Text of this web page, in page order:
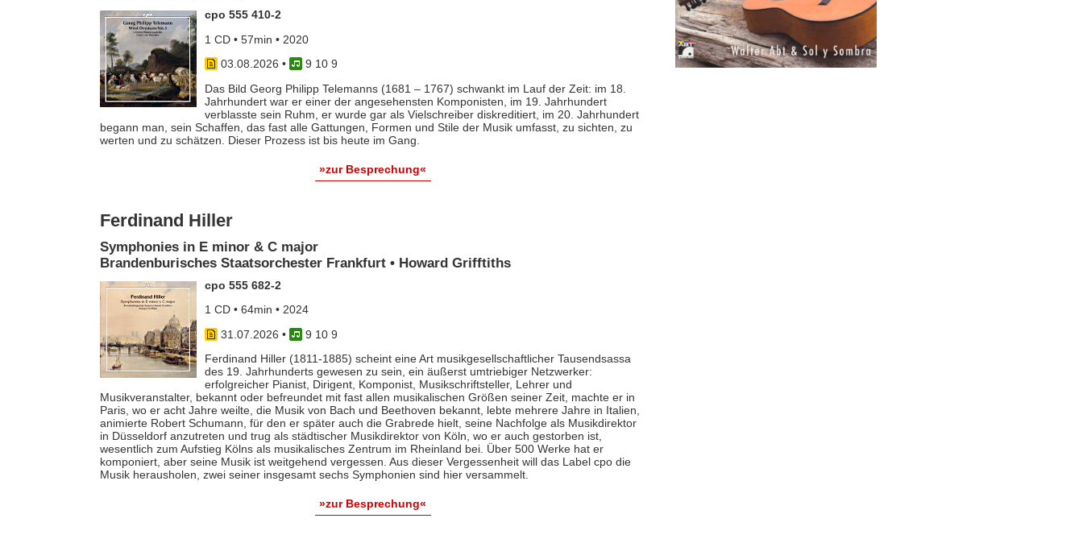
cpo 555 410-2
1 CD • 57min • 2020
03.08.2026 •
9 10 9
Das Bild Georg Philipp Telemanns (1681 – 1767) schwankt im Lauf der Zeit: im 18.
Jahrhundert war er einer der angesehensten Komponisten, im 19. Jahrhundert
verblasste sein Ruhm, er wurde gar als Vielschreiber diskreditiert, im 20. Jahrhundert
begann man, sein Schaffen, das fast alle Gattungen, Formen und Stile der Musik umfasst, zu sichten, zu
werten und zu schätzen. Dieser Prozess ist bis heute im Gang.
»zur Besprechung«
Ferdinand Hiller
Symphonies in E minor & C major
Brandenburisches Staatsorchester Frankfurt • Howard Grifftiths
cpo 555 682-2
1 CD • 64min • 2024
31.07.2026 •
9 10 9
Ferdinand Hiller (1811-1885) scheint eine Art musikgesellschaftlicher Tausendsassa
des 19. Jahrhunderts gewesen zu sein, ein äußerst umtriebiger Netzwerker:
erfolgreicher Pianist, Dirigent, Komponist, Musikschriftsteller, Lehrer und
Musikveranstalter, bekannt oder befreundet mit fast allen musikalischen Größen seiner Zeit, machte er in
Paris, wo er acht Jahre weilte, die Musik von Bach und Beethoven bekannt, lebte mehrere Jahre in Italien,
animierte Robert Schumann, für den er später auch die Grabrede hielt, seine Nachfolge als Musikdirektor
in Düsseldorf anzutreten und trug als städtischer Musikdirektor von Köln, wo er auch gestorben ist,
wesentlich zum Aufstieg Kölns als musikalisches Zentrum im Rheinland bei. Über 500 Werke hat er
komponiert, aber seine Musik ist weitgehend vergessen. Aus dieser Vergessenheit will das Label cpo die
Musik herausholen, zwei seiner insgesamt sechs Symphonien sind hier versammelt.
»zur Besprechung«